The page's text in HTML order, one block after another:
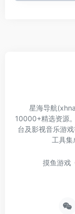
星海导航
10000+精选资源
台及影视音乐游
工具集
摸鱼游戏